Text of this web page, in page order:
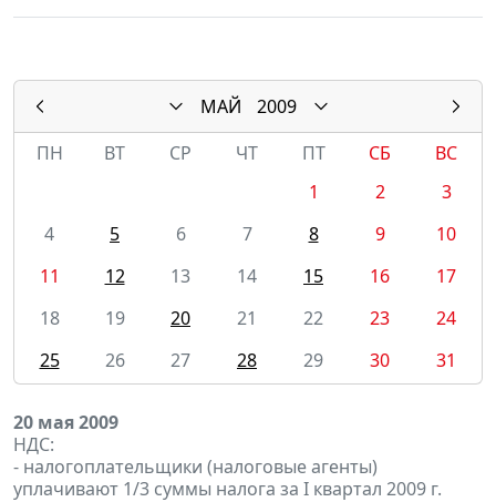
МАЙ
2009
ПН
ВТ СР ЧТ ПТ СБ
ВС
1
2
3
4
5 6 7 8 9
10
11
12 13 14 15 16
17
18
19 20 21 22 23
24
25
26 27 28 29 30 31
20 мая 2009
НДС:
- налогоплательщики (налоговые агенты)
уплачивают 1/3 суммы налога за I квартал 2009 г.